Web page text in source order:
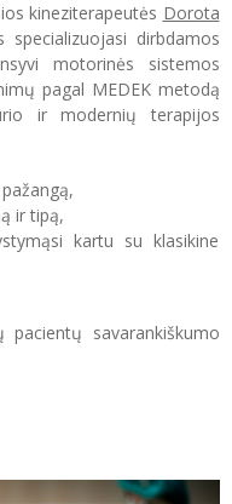
kineziterapeutės Dorota
specializuojasi dirbdamos
motorinės sistemos
pagal MEDEK metodą
ir modernių terapijos
ir tipą,
kartu su klasikine
pacientų savarankiškumo